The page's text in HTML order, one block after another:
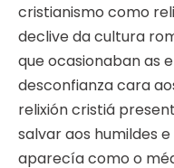
cristianismo como
declive da cultura
que ocasionaban as
desconfianza cara
relixión cristiá
salvar aos humildes
aparecía como o